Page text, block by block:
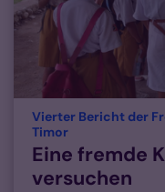
Vierter Bericht der
Timor:
Eine fremde
versuchen